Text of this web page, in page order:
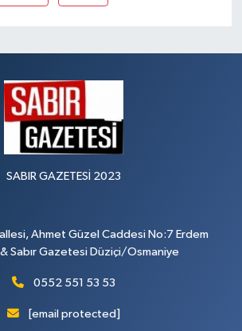
SABIR GAZETESİ 2023
Ahmet Güzel Caddesi No:7 Erdem
Sabır Gazetesi Düziçi/Osmaniye
0552 551 53 53
[email protected]